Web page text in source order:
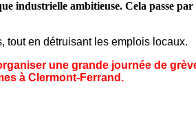
ambitieuse. Cela passe par
tout en détruisant les emplois locaux.
une grande journée de
à Clermont-Ferrand.